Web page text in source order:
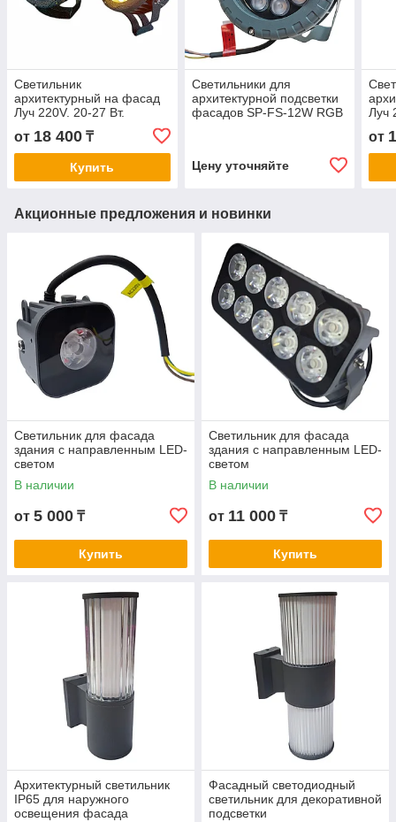
Светильник
архитектурный на фасад
Луч 220V. 20-27 Вт.
от 18 400 ₸
Купить
Светильники для
архитектурной подсветки
фасадов SP-FS-12W RGB
Цену уточняйте
Луч
от
Акционные предложения и новинки
Светильник для фасада
здания с направленным LED-
светом
В наличии
от 5 000 ₸
Купить
Светильник для фасада
здания с направленным LED-
светом
В наличии
от 11 000 ₸
Купить
Архитектурный светильник
IP65 для наружного
освещения фасада
Фасадный светодиодный
светильник для декоративной
подсветки